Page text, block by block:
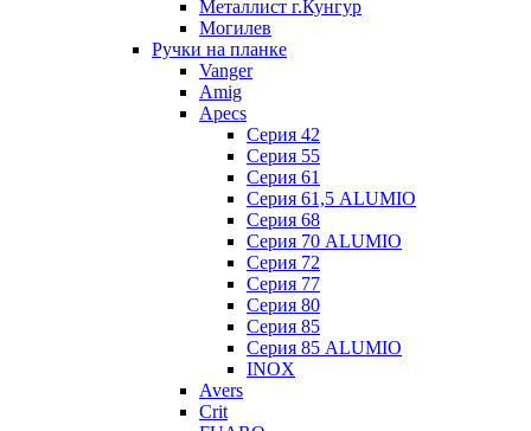
Металлист г.Кунгур
Могилев
Ручки на планке
Vanger
Amig
Apecs
Серия 42
Серия 55
Серия 61
Серия 61,5 ALUMIO
Серия 68
Серия 70 ALUMIO
Серия 72
Серия 77
Серия 80
Серия 85
Серия 85 ALUMIO
INOX
Avers
Crit